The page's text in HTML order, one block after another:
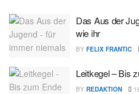
Das Aus der
wie ihr
BY FELIX FRANTIC
Leitkegel – Bis
BY REDAKTION